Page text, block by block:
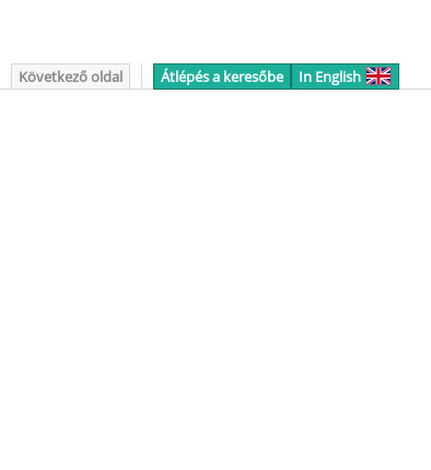
Következő oldal Átlépés a keresőbe In English